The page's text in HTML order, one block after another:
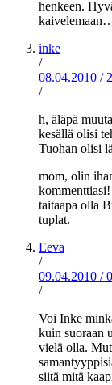
henkeen.
inke
/
08.04.2010 /
/
h, äläpä
kesällä olisi
Tuohan olisi
mom, olin
taitaapa olla
tuplat.
Eeva
/
09.04.2010 /
/
Voi Inke
kuin suoraan
vielä olla.
siitä mitä